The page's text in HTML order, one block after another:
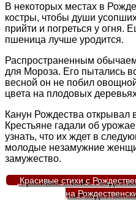
В некоторых местах в
костры, чтобы души
прийти и погреться у огня.
пшеница лучше уродится.
Распространенным
для Мороза. Его пытались
весной он не побил
цвета на плодовых
Канун Рождества открывал
Крестьяне гадали об
узнать, что их ждет в
молодые незамужние
замужество.
Красивые стихи с
на